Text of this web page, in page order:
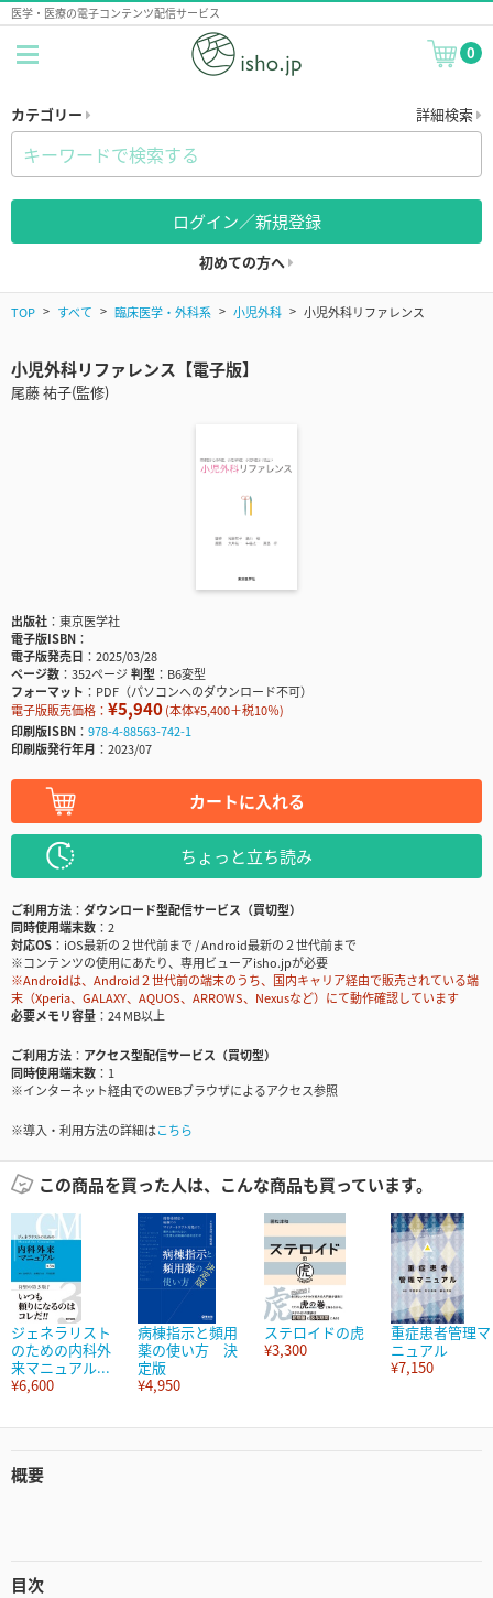
医学・医療の電子コンテンツ配信サービス
0
カテゴリー 詳細検索
ログイン／新規登録
初めての方へ
TOP すべて 臨床医学・外科系 小児外科 小児外科リファレンス
小児外科リファレンス【電子版】
尾藤 祐子(監修)
出版社
東京医学社
電子版ISBN
電子版発売日
2025/03/28
ページ数
352ページ判型
B6変型
フォーマット
PDF（パソコンへのダウンロード不可）
電子版販売価格： ¥5,940(本体¥5,400＋税10％)
印刷版ISBN
978-4-88563-742-1
印刷版発行年月
2023/07
カートに入れる
ちょっと立ち読み
ご利用方法
ダウンロード型配信サービス（買切型）
同時使用端末数
2
対応OS
iOS最新の２世代前まで / Android最新の２世代前まで
※コンテンツの使用にあたり、専用ビューアisho.jpが必要
※Androidは、Android２世代前の端末のうち、国内キャリア経由で販売されている端
末（Xperia、GALAXY、AQUOS、ARROWS、Nexusなど）にて動作確認しています
必要メモリ容量
24 MB以上
ご利用方法
アクセス型配信サービス（買切型）
同時使用端末数
1
※インターネット経由でのWEBブラウザによるアクセス参照
※導入・利用方法の詳細はこちら
この商品を買った人は、こんな商品も買っています。
ジェネラリスト
のための内科外
来マニュアル...
¥6,600
病棟指示と頻用
薬の使い方 決
定版
¥4,950
ステロイドの虎
¥3,300
重症患者管理マ
ニュアル
¥7,150
概要
目次